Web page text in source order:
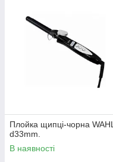
Плойка щипці-чорна WAHL
d33mm.
В наявності